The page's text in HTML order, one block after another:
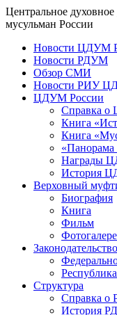
Центральное
мусульман России
Новости ЦДУМ
Новости РДУМ
Обзор СМИ
Новости РИУ
ЦДУМ России
Справка
Книга
Книга
Награды
История
Верховный
Биография
Книга
Фильм
Законодательство
Структура
Справка
История